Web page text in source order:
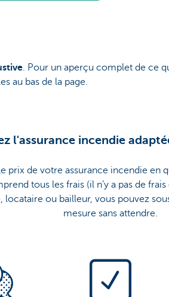
. Pour un aperçu complet de ce
au bas de la page.
l'assurance incendie
prix de votre assurance incendie en
tous les frais (il n’y a pas de
locataire ou bailleur, vous pouvez
mesure sans attendre.